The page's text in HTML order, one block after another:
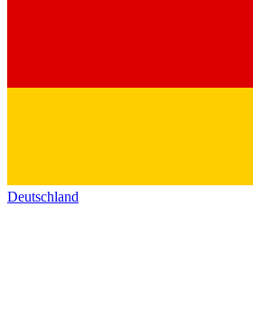
Deutschland